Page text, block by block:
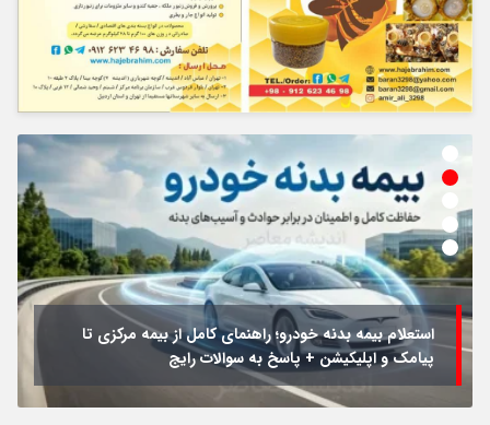
استعلام بیمه بدنه خودرو؛ راهنمای کامل از بیمه مرکزی تا
پیامک و اپلیکیشن + پاسخ به سوالات رایج